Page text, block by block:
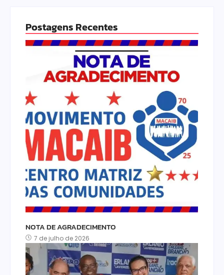
Postagens Recentes
NOTA DE AGRADECIMENTO
7 de julho de 2026